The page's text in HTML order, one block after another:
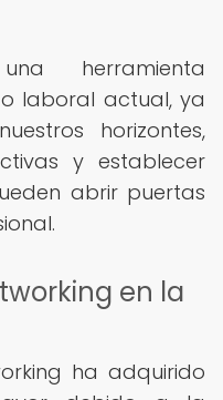
herramienta
laboral actual, ya
horizontes,
y establecer
abrir puertas
en la
ha adquirido